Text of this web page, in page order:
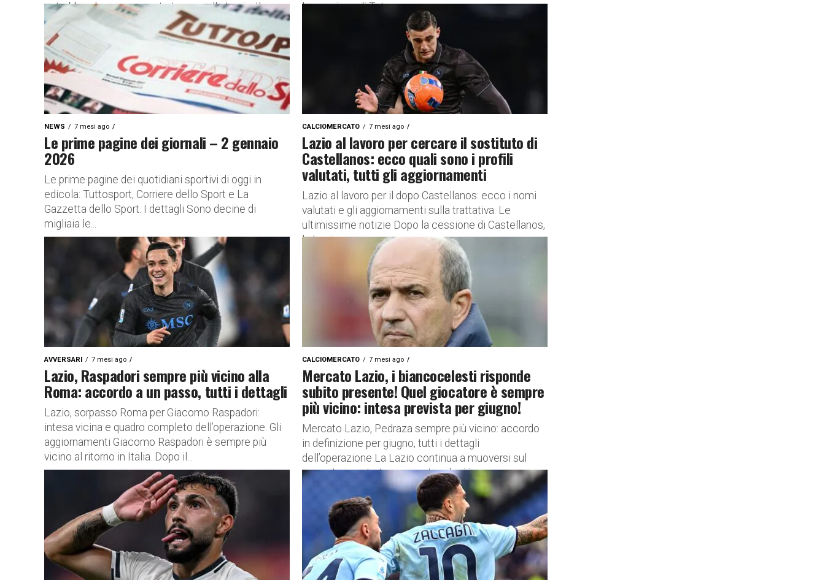
potrebbe clamorosamente tornare alla Lazio. Il...
la cessione di Taty...
NEWS 7 mesi ago
Le prime pagine dei giornali – 2 gennaio
2026
Le prime pagine dei quotidiani sportivi di oggi in
edicola: Tuttosport, Corriere dello Sport e La
Gazzetta dello Sport. I dettagli Sono decine di
migliaia le...
CALCIOMERCATO 7 mesi ago
Lazio al lavoro per cercare il sostituto di
Castellanos: ecco quali sono i profili
valutati, tutti gli aggiornamenti
Lazio al lavoro per il dopo Castellanos: ecco i nomi
valutati e gli aggiornamenti sulla trattativa. Le
ultimissime notizie Dopo la cessione di Castellanos,
la Lazio...
AVVERSARI 7 mesi ago
Lazio, Raspadori sempre più vicino alla
Roma: accordo a un passo, tutti i dettagli
Lazio, sorpasso Roma per Giacomo Raspadori:
intesa vicina e quadro completo dell’operazione. Gli
aggiornamenti Giacomo Raspadori è sempre più
vicino al ritorno in Italia. Dopo il...
CALCIOMERCATO 7 mesi ago
Mercato Lazio, i biancocelesti risponde
subito presente! Quel giocatore è sempre
più vicino: intesa prevista per giugno!
Mercato Lazio, Pedraza sempre più vicino: accordo
in definizione per giugno, tutti i dettagli
dell’operazione La Lazio continua a muoversi sul
mercato in entrata, concentrandosi in...